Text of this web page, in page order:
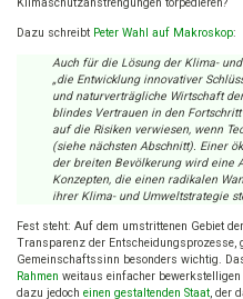
Dazu schreibt Peter Wahl auf Makroskop:
Auch für die Lösung der Klima-
„die Entwicklung innovativer
und naturverträgliche Wirtschaft
blindes Vertrauen in den
auf die Risiken verwiesen, wenn
(siehe nächsten Abschnitt). Einer
der breiten Bevölkerung wird eine
Konzepten, die einen radikalen
ihrer Klima- und Umweltstrategie
Fest steht: Auf dem umstrittenen Gebiet
Transparenz der Entscheidungsprozesse,
Gemeinschaftssinn besonders wichtig.
Rahmen weitaus einfacher
dazu jedoch einen gestaltenden Staat, der